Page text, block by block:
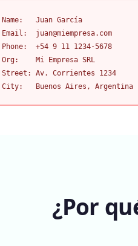
Juan García
juan@miempresa.com
+54 9 11 1234-5678
Mi Empresa SRL
Av. Corrientes 1234
Buenos Aires, Argentina
¿Por